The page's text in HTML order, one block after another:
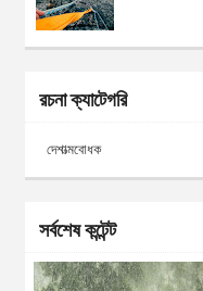
রচনা ক্যাটেগরি
দেশাত্মবোধক
সর্বশেষ কন্টেন্ট